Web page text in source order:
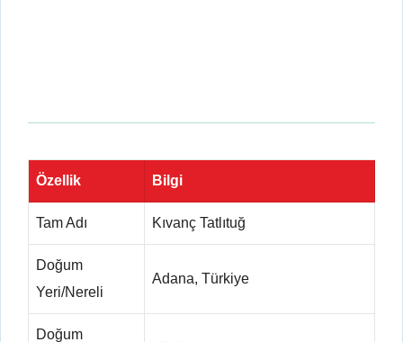
Özellik Bilgi
Tam Adı Kıvanç Tatlıtuğ
Doğum
Yeri/Nereli
Adana, Türkiye
Doğum